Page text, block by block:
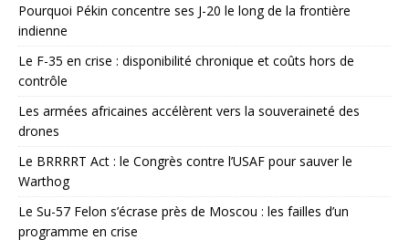
Pourquoi Pékin concentre ses J-20 le long de la frontière
indienne
Le F-35 en crise : disponibilité chronique et coûts hors de
contrôle
Les armées africaines accélèrent vers la souveraineté des
drones
Le BRRRRT Act : le Congrès contre l’USAF pour sauver le
Warthog
Le Su-57 Felon s’écrase près de Moscou : les failles d’un
programme en crise